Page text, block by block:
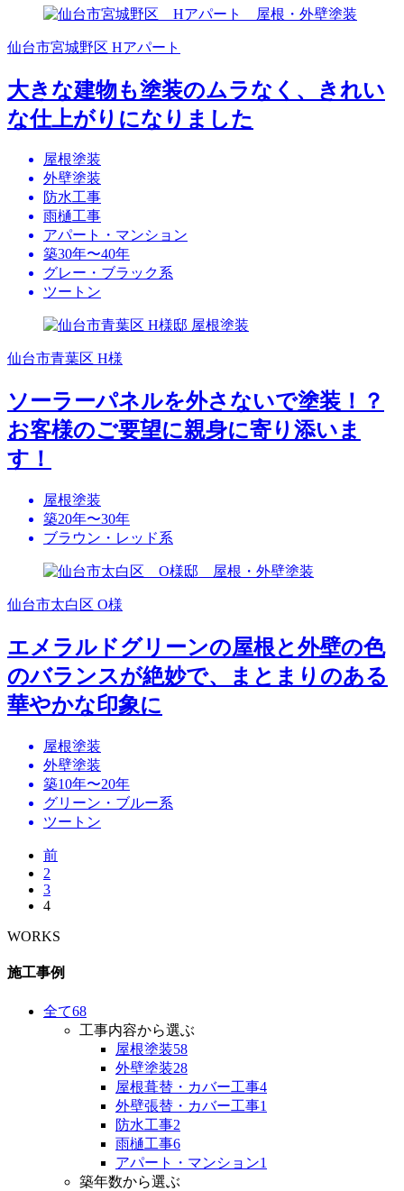
仙台市宮城野区 Hアパート
大きな建物も塗装のムラなく、きれい
な仕上がりになりました
屋根塗装
外壁塗装
防水工事
雨樋工事
アパート・マンション
築30年〜40年
グレー・ブラック系
ツートン
仙台市青葉区 H様
ソーラーパネルを外さないで塗装！？
お客様のご要望に親身に寄り添いま
す！
屋根塗装
築20年〜30年
ブラウン・レッド系
仙台市太白区 O様
エメラルドグリーンの屋根と外壁の色
のバランスが絶妙で、まとまりのある
華やかな印象に
屋根塗装
外壁塗装
築10年〜20年
グリーン・ブルー系
ツートン
前
2
3
4
WORKS
施工事例
全て68
工事内容から選ぶ
屋根塗装58
外壁塗装28
屋根葺替・カバー工事4
外壁張替・カバー工事1
防水工事2
雨樋工事6
アパート・マンション1
築年数から選ぶ